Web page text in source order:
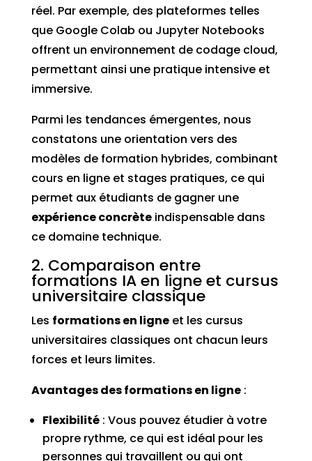
réel. Par exemple, des plateformes telles
que Google Colab ou Jupyter Notebooks
offrent un environnement de codage cloud,
permettant ainsi une pratique intensive et
immersive.
Parmi les tendances émergentes, nous
constatons une orientation vers des
modèles de formation hybrides, combinant
cours en ligne et stages pratiques, ce qui
permet aux étudiants de gagner une
expérience concrèteindispensable dans
ce domaine technique.
2. Comparaison entre
formations IA en ligne et cursus
universitaire classique
Les formations en ligneet les cursus
universitaires classiques ont chacun leurs
forces et leurs limites.
Avantages des formations en ligne:
Flexibilité: Vous pouvez étudier à votre
propre rythme, ce qui est idéal pour les
personnes qui travaillent ou qui ont